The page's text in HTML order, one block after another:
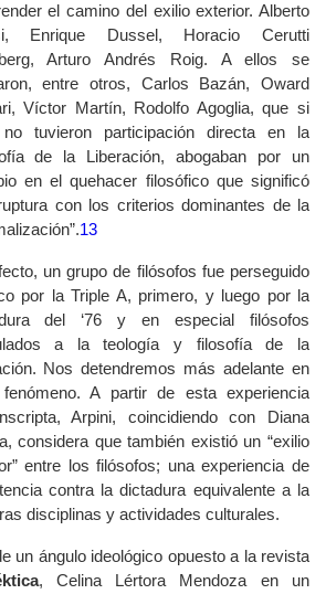
el camino del exilio exterior. Alberto
Enrique Dussel, Horacio Cerutti
Arturo Andrés Roig. A ellos se
entre otros, Carlos Bazán, Oward
Víctor Martín, Rodolfo Agoglia, que si
no tuvieron participación directa en la
de la Liberación, abogaban por un
en el quehacer filosófico que significó
con los criterios dominantes de la
”.13
un grupo de filósofos fue perseguido
por la Triple A, primero, y luego por la
del ‘76 y en especial filósofos
a la teología y filosofía de la
Nos detendremos más adelante en
A partir de esta experiencia
Arpini, coincidiendo con Diana
considera que también existió un “exilio
entre los filósofos; una experiencia de
contra la dictadura equivalente a la
disciplinas y actividades culturales.
un ángulo ideológico opuesto a la revista
, Celina Lértora Mendoza en un